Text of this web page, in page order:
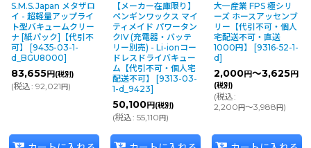
S.M.S.Japan メタザロ
イ - 超軽量アップライ
ト型バキュームクリー
ナ [紙パック]【代引不
可】
[9435-03-1-
d_BGU8000]
83,655円 (税別)
(税込: 92,021円)
【メーカー在庫限り】
ペンギンワックス マイ
ティメイド パワータン
クIV (充電器・バッテ
リー別売) - Li-ionコー
ドレスドライバキュー
ム【代引不可・個人宅
配送不可】
[9313-03-
1-d_9423]
50,100円 (税別)
(税込: 55,110円)
大一産業 FPS 極シリ
ーズ ホースアッセンブ
リー【代引不可・個人
宅配送不可・直送
1000円】
[9316-52-1-
d]
2,000円～3,625円
(税別)
(税込:
2,200円～3,988円)